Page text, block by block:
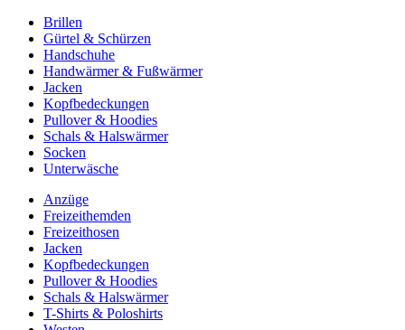
Brillen
Gürtel & Schürzen
Handschuhe
Handwärmer & Fußwärmer
Jacken
Kopfbedeckungen
Pullover & Hoodies
Schals & Halswärmer
Socken
Unterwäsche
Anzüge
Freizeithemden
Freizeithosen
Jacken
Kopfbedeckungen
Pullover & Hoodies
Schals & Halswärmer
T-Shirts & Poloshirts